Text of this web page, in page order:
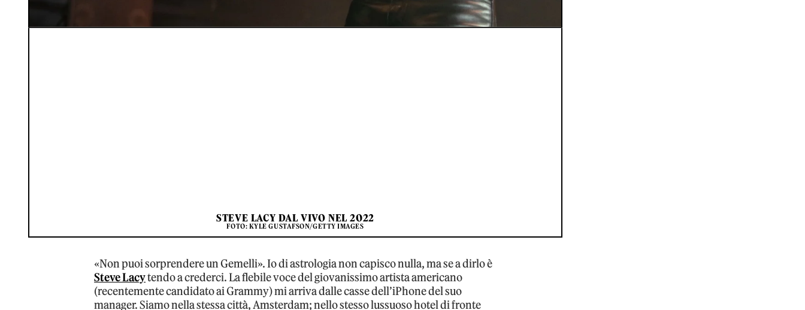
STEVE LACY DAL VIVO NEL 2022
FOTO: KYLE GUSTAFSON/GETTY IMAGES
«Non puoi sorprendere un Gemelli». Io di astrologia non capisco nulla, ma se a dirlo è
Steve Lacytendo a crederci. La flebile voce del giovanissimo artista americano
(recentemente candidato ai Grammy) mi arriva dalle casse dell’iPhone del suo
manager. Siamo nella stessa città, Amsterdam; nello stesso lussuoso hotel di fronte